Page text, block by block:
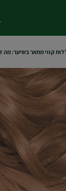
מתאר בשיער: מה זה